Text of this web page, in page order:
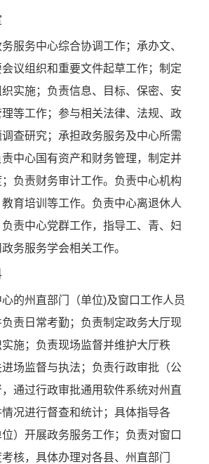
务中心综合协调工作；承办文、
议组织和重要文件起草工作；制定
实施；负责信息、目标、保密、安
等工作；参与相关法律、法规、政
查研究；承担政务服务及中心所需
中心国有资产和财务管理，制定并
负责财务审计工作。负责中心机构
育培训等工作。负责中心离退休人
责中心党群工作，指导工、青、妇
务服务学会相关工作。
州直部门（单位)及窗口工作人员
责日常考勤；负责制定政务大厅现
施；负责现场监督并维护大厅秩
场监督与执法；负责行政审批（公
通过行政审批通用软件系统对州直
况进行督查和统计；具体指导各
）开展政务服务工作；负责对窗口
核，具体办理对各县、州直部门